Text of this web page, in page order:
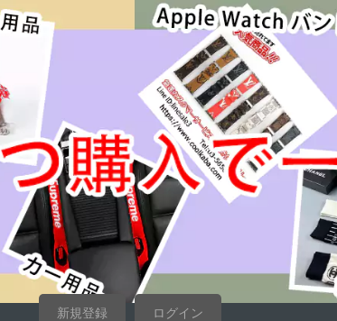
新規登録 ログイン